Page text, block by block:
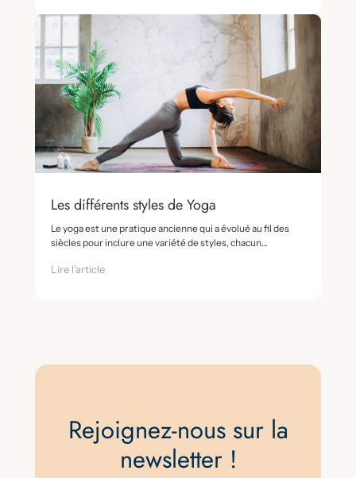
Les différents styles de Yoga
Le yoga est une pratique ancienne qui a évolué au fil des
siècles pour inclure une variété de styles, chacun…
Lire l’article
Rejoignez-nous sur la
newsletter !